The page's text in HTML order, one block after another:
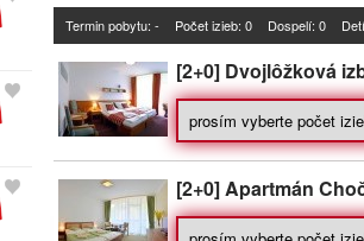
Termin pobytu: - Počet izieb: 0 Dospelí: 0
[2+0] Dvojlôžková
[2+0] Apartmán